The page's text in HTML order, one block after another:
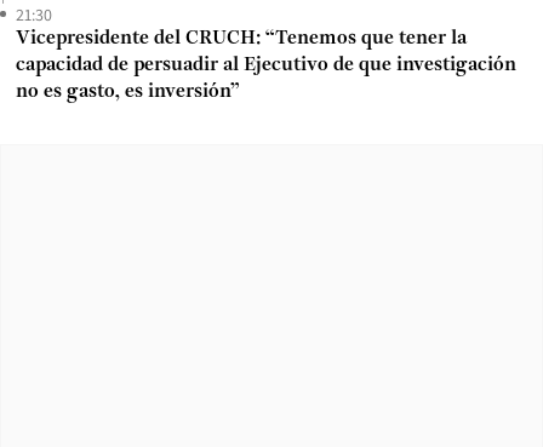
21:30
Vicepresidente del CRUCH: “Tenemos que tener la
capacidad de persuadir al Ejecutivo de que investigación
no es gasto, es inversión”